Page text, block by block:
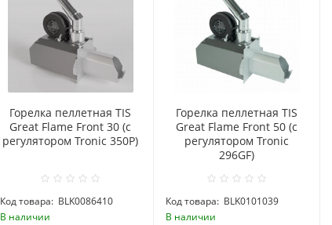
Горелка пеллетная TIS
Great Flame Front 30 (c
регулятором Tronic 350P)
Код товара: BLK0086410
В наличии
Горелка пеллетная TIS
Great Flame Front 50 (c
регулятором Tronic
296GF)
Код товара: BLK0101039
В наличии